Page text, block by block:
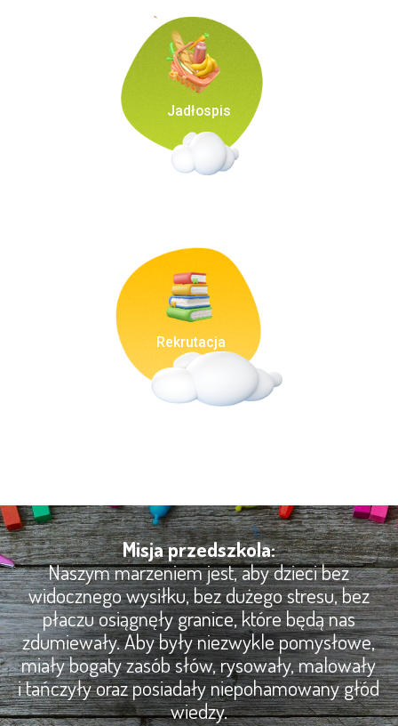
Jadłospis
Rekrutacja
Misja przedszkola:
Naszym marzeniem jest, aby dzieci bez
widocznego wysiłku, bez dużego stresu, bez
płaczu osiągnęły granice, które będą nas
zdumiewały. Aby były niezwykle pomysłowe,
miały bogaty zasób słów, rysowały, malowały
i tańczyły oraz posiadały niepohamowany głód
wiedzy.